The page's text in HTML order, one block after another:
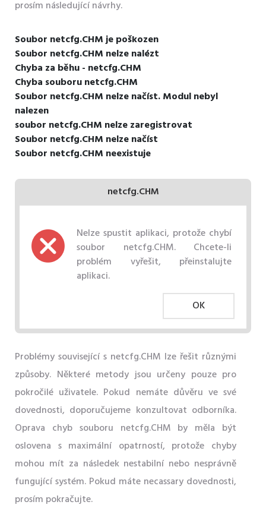
prosím následující návrhy.
Soubor netcfg.CHM je poškozen
Soubor netcfg.CHM nelze nalézt
Chyba za běhu - netcfg.CHM
Chyba souboru netcfg.CHM
Soubor netcfg.CHM nelze načíst. Modul nebyl
nalezen
soubor netcfg.CHM nelze zaregistrovat
Soubor netcfg.CHM nelze načíst
Soubor netcfg.CHM neexistuje
netcfg.CHM
Nelze spustit aplikaci, protože chybí
soubor netcfg.CHM. Chcete-li
problém vyřešit, přeinstalujte
aplikaci.
OK
Problémy související s netcfg.CHM lze řešit různými
způsoby. Některé metody jsou určeny pouze pro
pokročilé uživatele. Pokud nemáte důvěru ve své
dovednosti, doporučujeme konzultovat odborníka.
Oprava chyb souboru netcfg.CHM by měla být
oslovena s maximální opatrností, protože chyby
mohou mít za následek nestabilní nebo nesprávně
fungující systém. Pokud máte necassary dovednosti,
prosím pokračujte.